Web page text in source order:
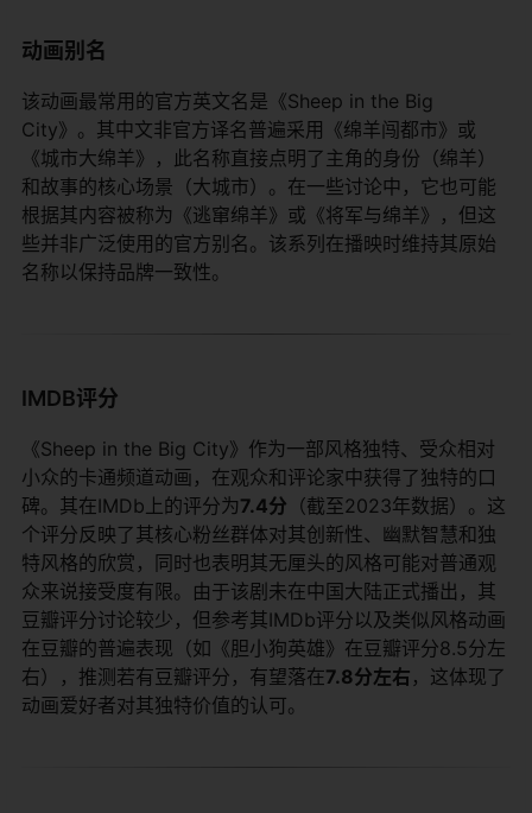
动画别名
该动画最常用的官方英文名是《Sheep in the Big
City》。其中文非官方译名普遍采用《绵羊闯都市》或
《城市大绵羊》，此名称直接点明了主角的身份（绵羊）
和故事的核心场景（大城市）。在一些讨论中，它也可能
根据其内容被称为《逃窜绵羊》或《将军与绵羊》，但这
些并非广泛使用的官方别名。该系列在播映时维持其原始
名称以保持品牌一致性。
IMDB评分
《Sheep in the Big City》作为一部风格独特、受众相对
小众的卡通频道动画，在观众和评论家中获得了独特的口
碑。其在IMDb上的评分为​​7.4分​ ​（截至2023年数据）。这
个评分反映了其核心粉丝群体对其创新性、幽默智慧和独
特风格的欣赏，同时也表明其无厘头的风格可能对普通观
众来说接受度有限。由于该剧未在中国大陆正式播出，其
豆瓣评分讨论较少，但参考其IMDb评分以及类似风格动画
在豆瓣的普遍表现（如《胆小狗英雄》在豆瓣评分8.5分左
右），推测若有豆瓣评分，有望落在​​7.8分左右​ ​，这体现了
动画爱好者对其独特价值的认可。